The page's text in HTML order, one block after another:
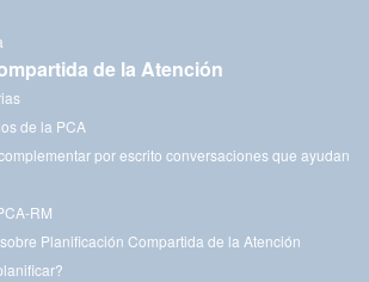
de la Atención
de la PCA
por escrito conversaciones que ayudan
RM
Planificación Compartida de la Atención